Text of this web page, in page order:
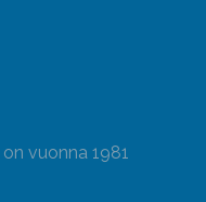
on vuonna 1981